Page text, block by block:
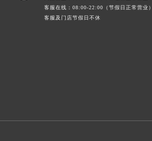
客服在线：08:00-22:00（节假日正常营业）
客服及门店节假日不休